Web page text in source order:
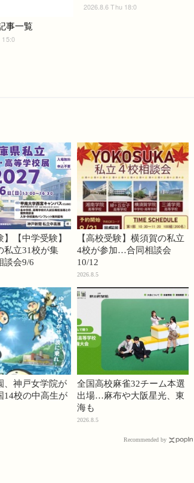
事一覧
15:0
2026.8.6 Thu 18:0
】【中学受験】
私立31校が集
談会9/6
【高校受験】横須賀の私立
4校が参加…合同相談会
10/12
2026.8.5
、神戸女学院が
校の中高生が
全国高校麻雀32チーム本選
出場…麻布や大阪星光、東
海も
2026.8.5
Recommended by